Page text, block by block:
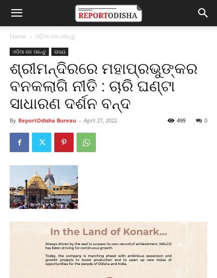
Home ଓଡ଼ିଆ ରେ ପଢନ୍ତୁ
ଓଡ଼ିଆ ରେ ପଢନ୍ତୁ ରାଜ୍ୟ
ଶ୍ରୀମନ୍ଦିରରେ ମହାପ୍ରଭୁଙ୍କର
ବନକଲାଗି ନୀତି : ଚାରି ଘଣ୍ଟା
ସାଧାରଣ ଦର୍ଶନ ବନ୍ଦ
By ReportOdisha Bureau - April 27, 2022 0
499